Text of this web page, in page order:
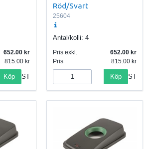
652.00
815.00
Köp ST
Röd/Svart
25604
Antal/kolli: 4
Pris exkl.
652.00
Pris
815.00
Köp ST